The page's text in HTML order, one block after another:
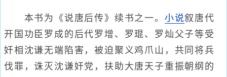
本书为《说唐后传》续书之一。 小说叙唐代
开国功臣罗成的后代罗增、罗琨、罗灿父子等受
奸相沈谦无端陷害，被迫聚义鸡爪山，共同将兵
伐罪，诛灭沈谦奸党，扶助大唐天子重振朝纲的